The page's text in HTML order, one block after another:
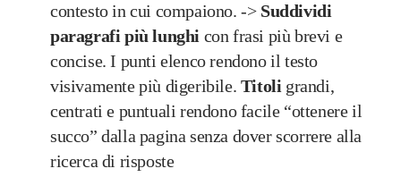
contesto in cui compaiono. -> Suddividi
paragrafi più lunghi con frasi più brevi e
concise. I punti elenco rendono il testo
visivamente più digeribile. Titoli grandi,
centrati e puntuali rendono facile “ottenere il
succo” dalla pagina senza dover scorrere alla
ricerca di risposte